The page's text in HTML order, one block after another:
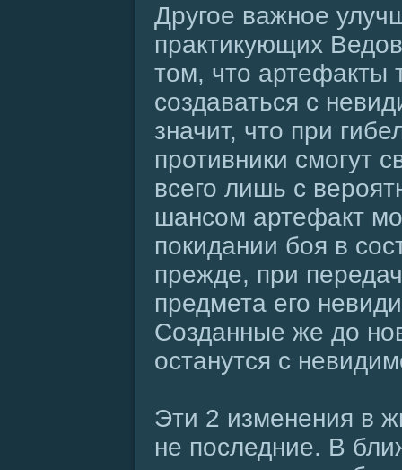
Другое важное
практикующих
том, что артефакты
создаваться с
значит, что при
противники смогут
всего лишь с
шансом артефакт
покидании боя в
прежде, при
предмета его
Созданные же до
останутся с
Эти 2 изменения в
не последние. В